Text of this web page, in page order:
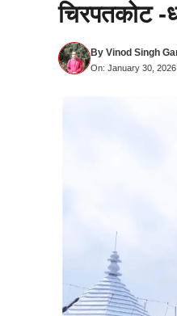
चिरपतकोट -
By Vinod Singh
On: January 30,